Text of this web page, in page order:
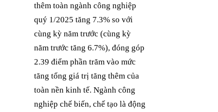
thêm toàn ngành công nghiệp
quý 1/2025 tăng 7.3% so với
cùng kỳ năm trước (cùng kỳ
năm trước tăng 6.7%), đóng góp
2.39 điểm phần trăm vào mức
tăng tổng giá trị tăng thêm của
toàn nền kinh tế. Ngành công
nghiệp chế biến, chế tạo là động